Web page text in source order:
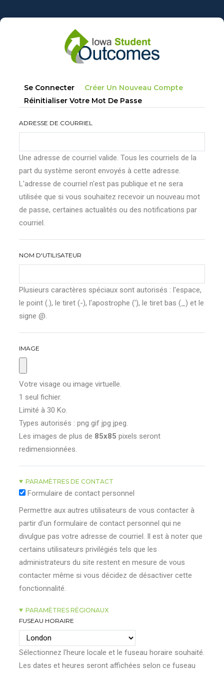
au
Onglets
principaux
Se Connecter Créer Un Nouveau Compte
Réinitialiser Votre Mot De Passe
ADRESSE DE COURRIEL
Une adresse de courriel valide. Tous les courriels de la
part du système seront envoyés à cette adresse.
L'adresse de courriel n'est pas publique et ne sera
utilisée que si vous souhaitez recevoir un nouveau mot
de passe, certaines actualités ou des notifications par
courriel.
NOM D'UTILISATEUR
Plusieurs caractères spéciaux sont autorisés : l'espace,
le point (.), le tiret (-), l'apostrophe ('), le tiret bas (_) et le
signe @.
IMAGE
Votre visage ou image virtuelle.
1 seul fichier.
Limité à 30 Ko.
Types autorisés : png gif jpg jpeg.
Les images de plus de 85x85 pixels seront
redimensionnées.
PARAMÈTRES DE CONTACT
Formulaire de contact personnel
Permettre aux autres utilisateurs de vous contacter à
partir d'un formulaire de contact personnel qui ne
divulgue pas votre adresse de courriel. Il est à noter que
certains utilisateurs privilégiés tels que les
administrateurs du site restent en mesure de vous
contacter même si vous décidez de désactiver cette
fonctionnalité.
PARAMÈTRES RÉGIONAUX
FUSEAU HORAIRE
Sélectionnez l'heure locale et le fuseau horaire souhaité.
Les dates et heures seront affichées selon ce fuseau